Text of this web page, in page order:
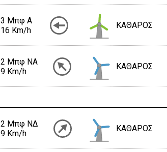
3 Μπφ Α
16 Km/h
ΚΑΘΑΡΟΣ
2 Μπφ NA
9 Km/h
ΚΑΘΑΡΟΣ
2 Μπφ ΝΔ
9 Km/h
ΚΑΘΑΡΟΣ